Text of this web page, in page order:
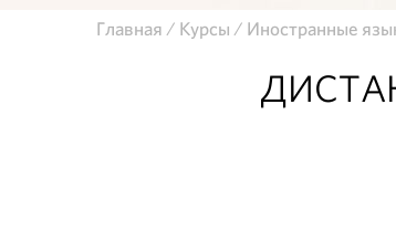
Главная Курсы Иностранные